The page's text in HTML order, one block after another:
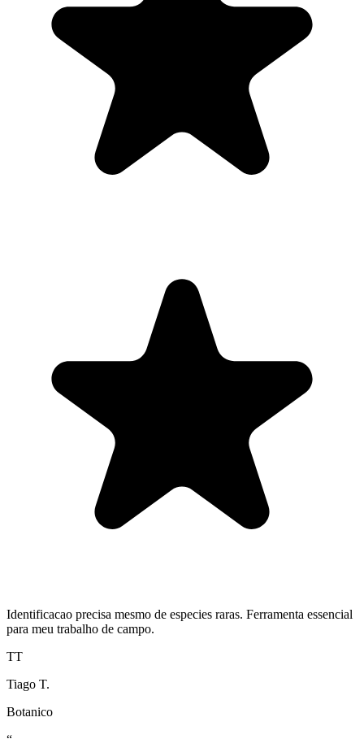
Identificacao precisa mesmo de especies raras. Ferramenta essencial
para meu trabalho de campo.
TT
Tiago T.
Botanico